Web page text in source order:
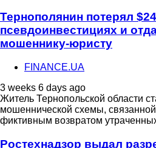
Тернополянин потерял
псевдоинвестициях и
мошеннику-юристу
FINANCE.UA
3 weeks 6 days ago
Житель Тернопольской области
мошеннической схемы,
фиктивным возвратом
Ростехнадзор выдал